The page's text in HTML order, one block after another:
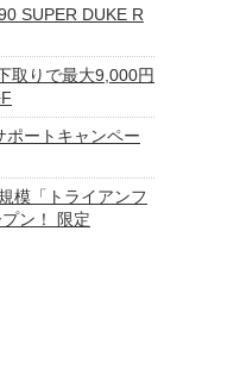
SUPER DUKE R
取りで最大9,000円
ポートキャンペー
模「トライアンフ
ン！ 限定